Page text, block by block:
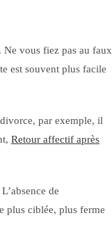
Ne vous fiez pas au faux
est souvent plus facile
par exemple, il
Retour affectif après
de
plus ciblée, plus ferme